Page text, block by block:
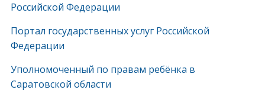
Российской Федерации
Портал государственных услуг Российской
Федерации
Уполномоченный по правам ребёнка в
Саратовской области